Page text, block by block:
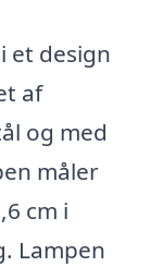
et design
af
og med
måler
cm i
Lampen